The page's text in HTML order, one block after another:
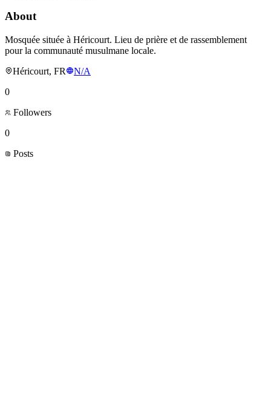
About
Mosquée située à Héricourt. Lieu de prière et de rassemblement
pour la communauté musulmane locale.
Héricourt, FR
N/A
0
Followers
0
Posts